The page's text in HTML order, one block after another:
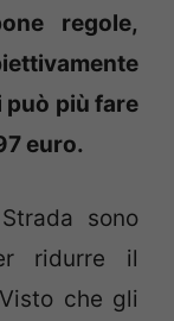
regole,
può più fare
euro.
sono
ridurre il
che gli